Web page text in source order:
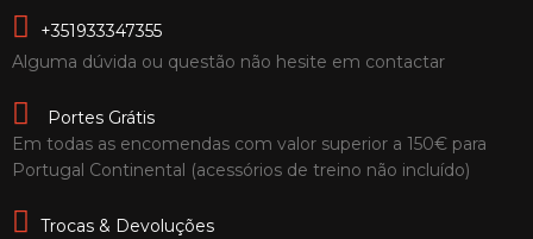
+351933347355
Alguma dúvida ou questão não hesite em contactar
Portes Grátis
Em todas as encomendas com valor superior a 150€ para
Portugal Continental (acessórios de treino não incluído)
Trocas & Devoluções